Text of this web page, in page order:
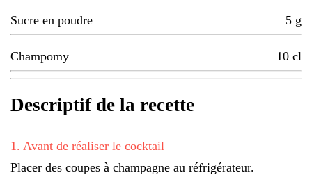
Sucre en poudre 5 g
Champomy 10 cl
Descriptif de la recette
1 . Avant de réaliser le cocktail
Placer des coupes à champagne au réfrigérateur.